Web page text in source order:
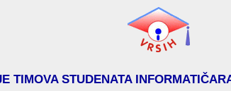
TIMOVA STUDENATA